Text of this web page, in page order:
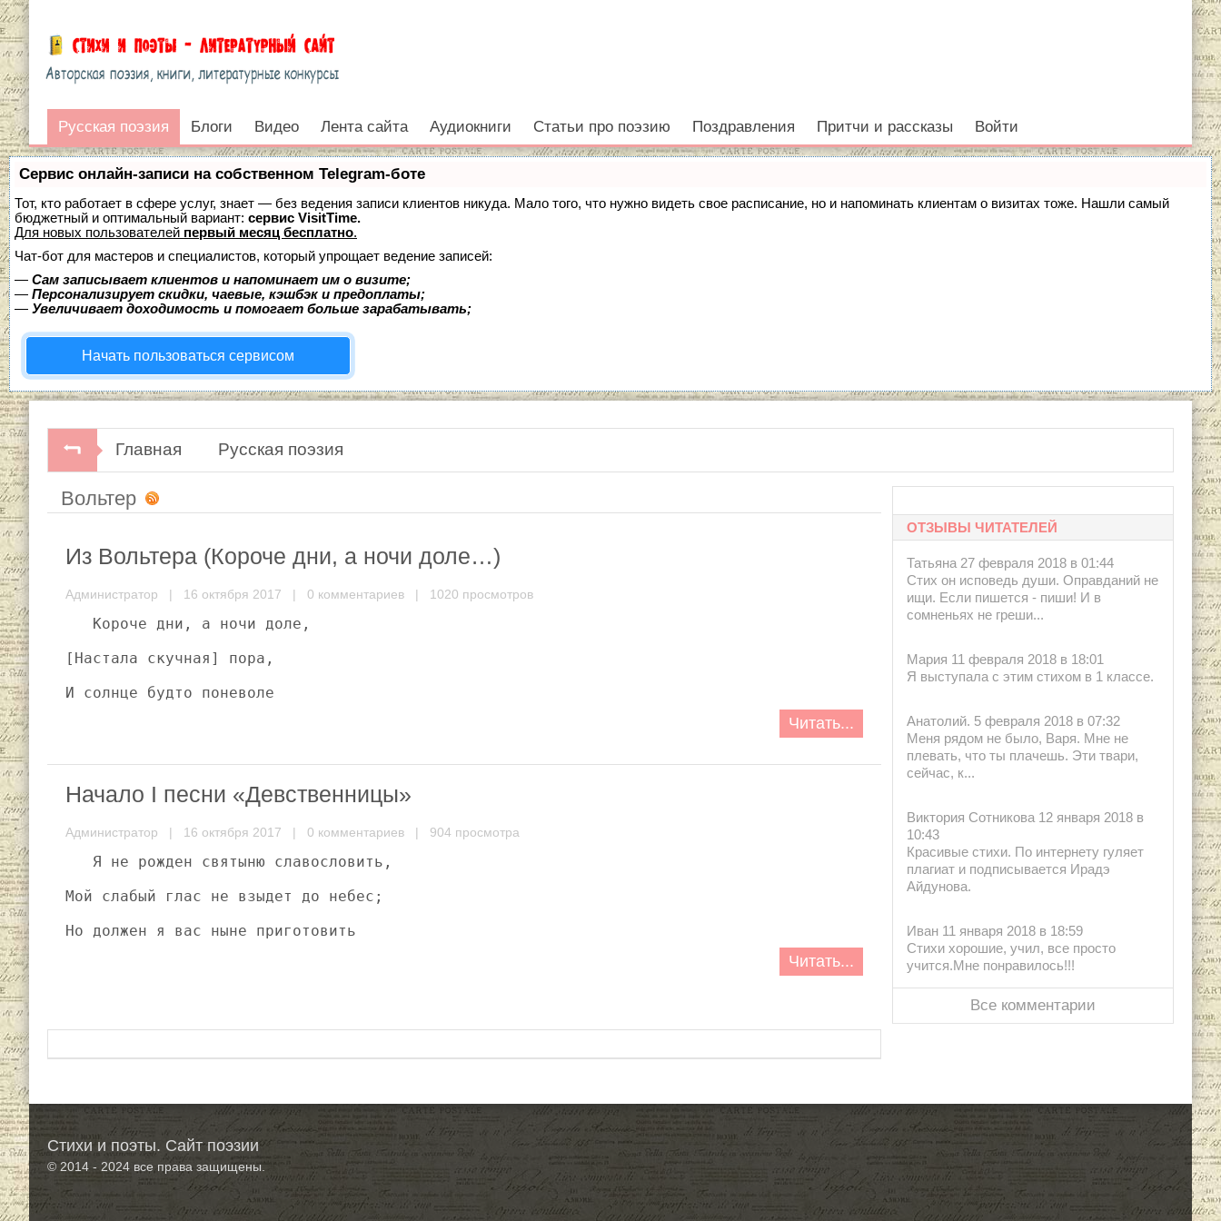
Русская поэзия
Войти
Русская поэзия Блоги Видео
Песни на стихи
Литература и книги
Сказки и колыбельные
Лента сайта Аудиокниги Статьи про поэзию Поздравления Притчи и рассказы Войти
Сервис онлайн-записи на собственном Telegram-боте
Тот, кто работает в сфере услуг, знает — без ведения записи клиентов никуда. Мало того, что нужно видеть свое расписание, но и напоминать клиентам о визитах тоже. Нашли самый
бюджетный и оптимальный вариант: сервис VisitTime.
Для новых пользователей первый месяц бесплатно.
Чат-бот для мастеров и специалистов, который упрощает ведение записей:
— Сам записывает клиентов и напоминает им о визите;
— Персонализирует скидки, чаевые, кэшбэк и предоплаты;
— Увеличивает доходимость и помогает больше зарабатывать;
Начать пользоваться сервисом
Главная Русская поэзия
Вольтер
Из Вольтера (Короче дни, а ночи доле…)
Администратор | 16 октября 2017 | 0 комментариев | 1020 просмотров
Короче дни, а ночи доле,
[Настала скучная] пора,
И солнце будто поневоле
Читать...
Начало I песни «Девственницы»
Администратор | 16 октября 2017 | 0 комментариев | 904 просмотра
Я не рожден святыню славословить,
Мой слабый глас не взыдет до небес;
Но должен я вас ныне приготовить
Читать...
ОТЗЫВЫ ЧИТАТЕЛЕЙ
Татьяна 27 февраля 2018 в 01:44
Стих он исповедь души. Оправданий не
ищи. Если пишется - пиши! И в
сомненьях не греши...
Мария 11 февраля 2018 в 18:01
Я выступала с этим стихом в 1 классе.
Анатолий. 5 февраля 2018 в 07:32
Меня рядом не было, Варя. Мне не
плевать, что ты плачешь. Эти твари,
сейчас, к...
Виктория Сотникова 12 января 2018 в
10:43
Красивые стихи. По интернету гуляет
плагиат и подписывается Ирадэ
Айдунова.
Иван 11 января 2018 в 18:59
Стихи хорошие, учил, все просто
учится.Мне понравилось!!!
Все комментарии
Стихи и поэты. Сайт поэзии
© 2014 - 2024 все права защищены.